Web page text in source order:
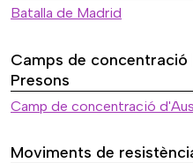
Batalla de Madrid
Camps de
Presons
Camp de concentració
Moviments de